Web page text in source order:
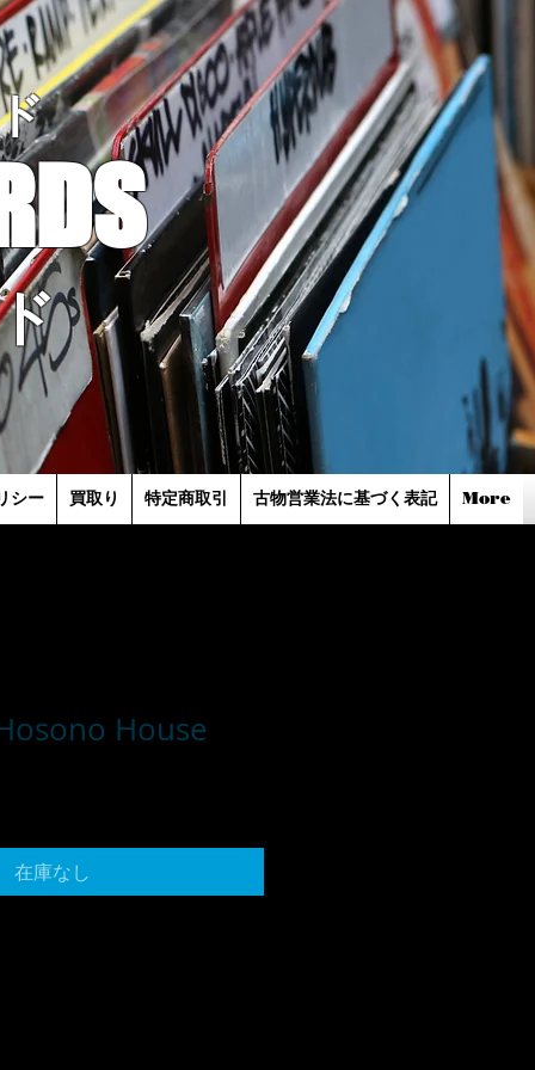
シー 買取り 特定商取引 古物営業法に基づく表記 More
House
在庫なし